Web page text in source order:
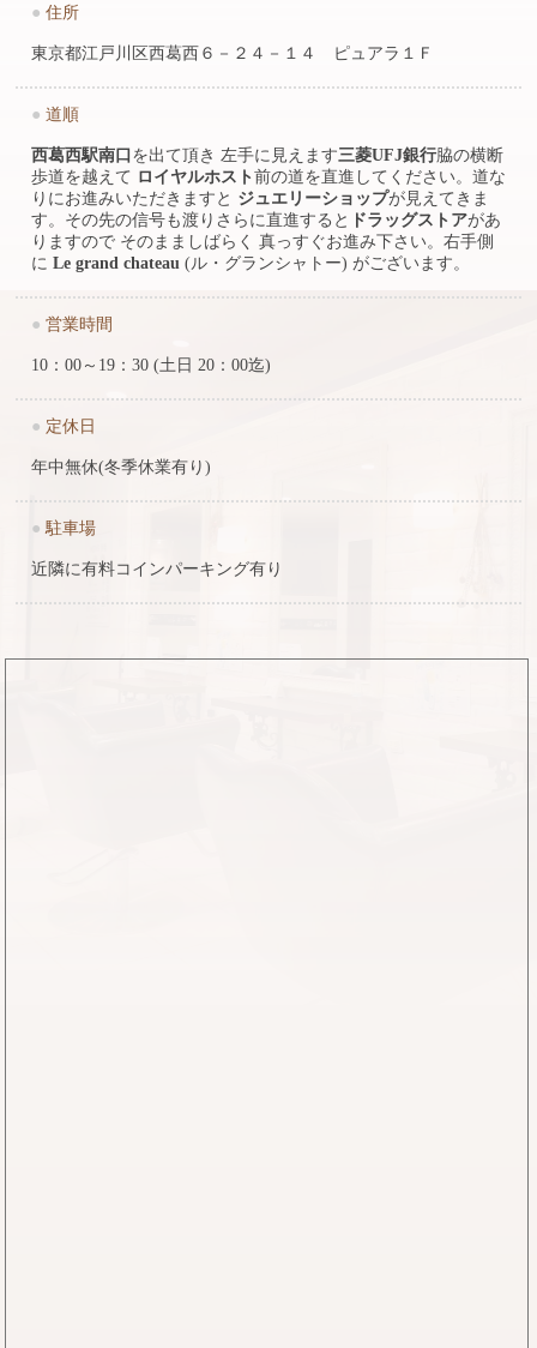
● 住所
東京都江戸川区西葛西６－２４－１４ ピュアラ１Ｆ
● 道順
西葛西駅南口 を出て頂き 左手に見えます三菱UFJ銀行脇の横断
歩道を越えて ロイヤルホスト 前の道を直進してください。道な
りにお進みいただきますと ジュエリーショップが見えてきま
す。その先の信号も渡りさらに直進すると ドラッグストアがあ
りますので そのまましばらく 真っすぐお進み下さい。右手側
に Le grand chateau (ル・グランシャトー) がございます。
● 営業時間
10：00～19：30 (土日 20：00迄)
● 定休日
年中無休(冬季休業有り)
● 駐車場
近隣に有料コインパーキング有り